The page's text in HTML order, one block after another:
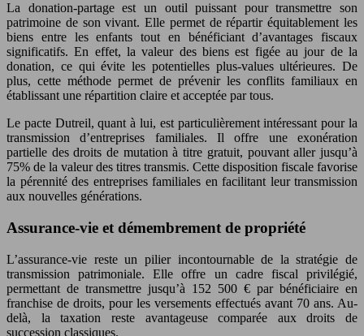
La donation-partage est un outil puissant pour transmettre son
patrimoine de son vivant. Elle permet de répartir équitablement les
biens entre les enfants tout en bénéficiant d’avantages fiscaux
significatifs. En effet, la valeur des biens est figée au jour de la
donation, ce qui évite les potentielles plus-values ultérieures. De
plus, cette méthode permet de prévenir les conflits familiaux en
établissant une répartition claire et acceptée par tous.
Le pacte Dutreil, quant à lui, est particulièrement intéressant pour la
transmission d’entreprises familiales. Il offre une exonération
partielle des droits de mutation à titre gratuit, pouvant aller jusqu’à
75% de la valeur des titres transmis. Cette disposition fiscale favorise
la pérennité des entreprises familiales en facilitant leur transmission
aux nouvelles générations.
Assurance-vie et démembrement de propriété
L’assurance-vie reste un pilier incontournable de la stratégie de
transmission patrimoniale. Elle offre un cadre fiscal privilégié,
permettant de transmettre jusqu’à 152 500 € par bénéficiaire en
franchise de droits, pour les versements effectués avant 70 ans. Au-
delà, la taxation reste avantageuse comparée aux droits de
succession classiques.